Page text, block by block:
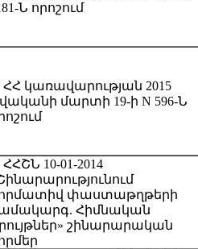
Ն որոշում
ՀՀ կառավարության 2015
մարտի 19-ի N 596-Ն
ՀՀՇՆ 10-01-2014
փաստաթղթերի
Հիմնական
շինարարական